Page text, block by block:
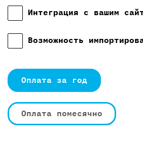
Интеграция с вашим
Возможность
Оплата за год
Оплата помесячно